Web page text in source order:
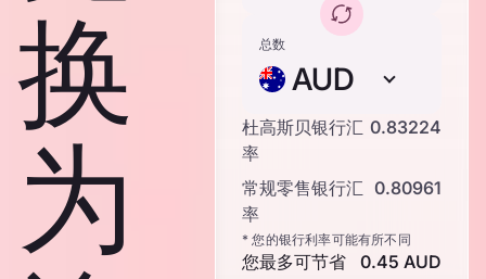
换
为
总数
AUD
杜高斯贝银行汇
率
0.83224
常规零售银行汇
率
0.80961
* 您的银行利率可能有所不同
您最多可节省 0.45 AUD